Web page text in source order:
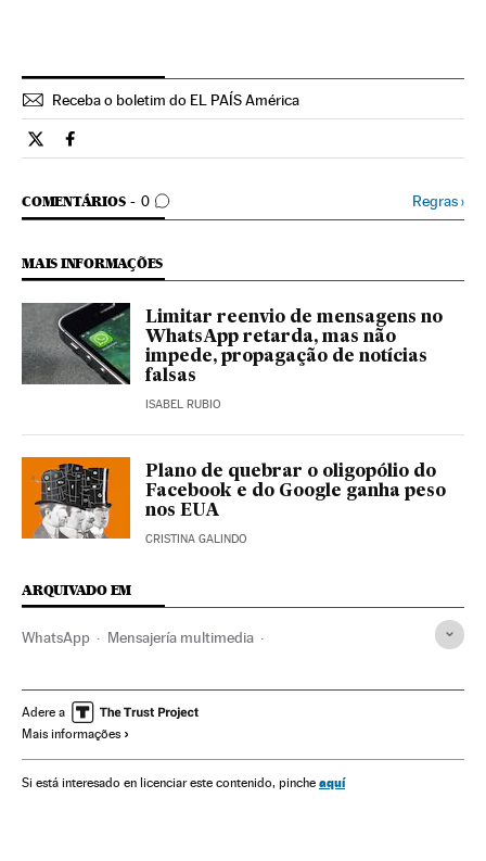
Receba o boletim do EL PAÍS América
Tecnologia El País Brasil en Twitter
Tecnologia El País Brasil en Facebook
COMENTÁRIOS 0
COMENTÁRIOS Regras›
MAIS INFORMAÇÕES
Limitar reenvio de mensagens no
WhatsApp retarda, mas não
impede, propagação de notícias
falsas
ISABEL RUBIO
Plano de quebrar o oligopólio do
Facebook e do Google ganha peso
nos EUA
CRISTINA GALINDO
ARQUIVADO EM
WhatsApp Mensajería multimedia
Mobilidade Telefonia Economia
Telecomunicações
Adere a
Mais informações
Si está interesado en licenciar este contenido, pinche aquí